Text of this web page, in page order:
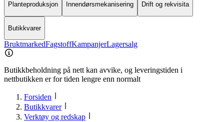
Planteproduksjon Innendørsmekanisering Drift og rekvisita
Butikkvarer
BruktmarkedFagstoffKampanjerLagersalg
Butikkbeholdning på nett kan avvike, og leveringstiden i
nettbutikken er for tiden lengre enn normalt
Forsiden
Butikkvarer
Verktøy og redskap